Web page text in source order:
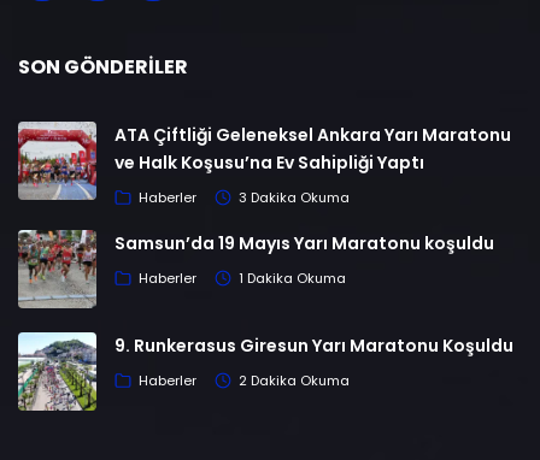
SON GÖNDERILER
ATA Çiftliği Geleneksel Ankara Yarı Maratonu
ve Halk Koşusu’na Ev Sahipliği Yaptı
Haberler 3 Dakika Okuma
Samsun’da 19 Mayıs Yarı Maratonu koşuldu
Haberler 1 Dakika Okuma
9. Runkerasus Giresun Yarı Maratonu Koşuldu
Haberler 2 Dakika Okuma